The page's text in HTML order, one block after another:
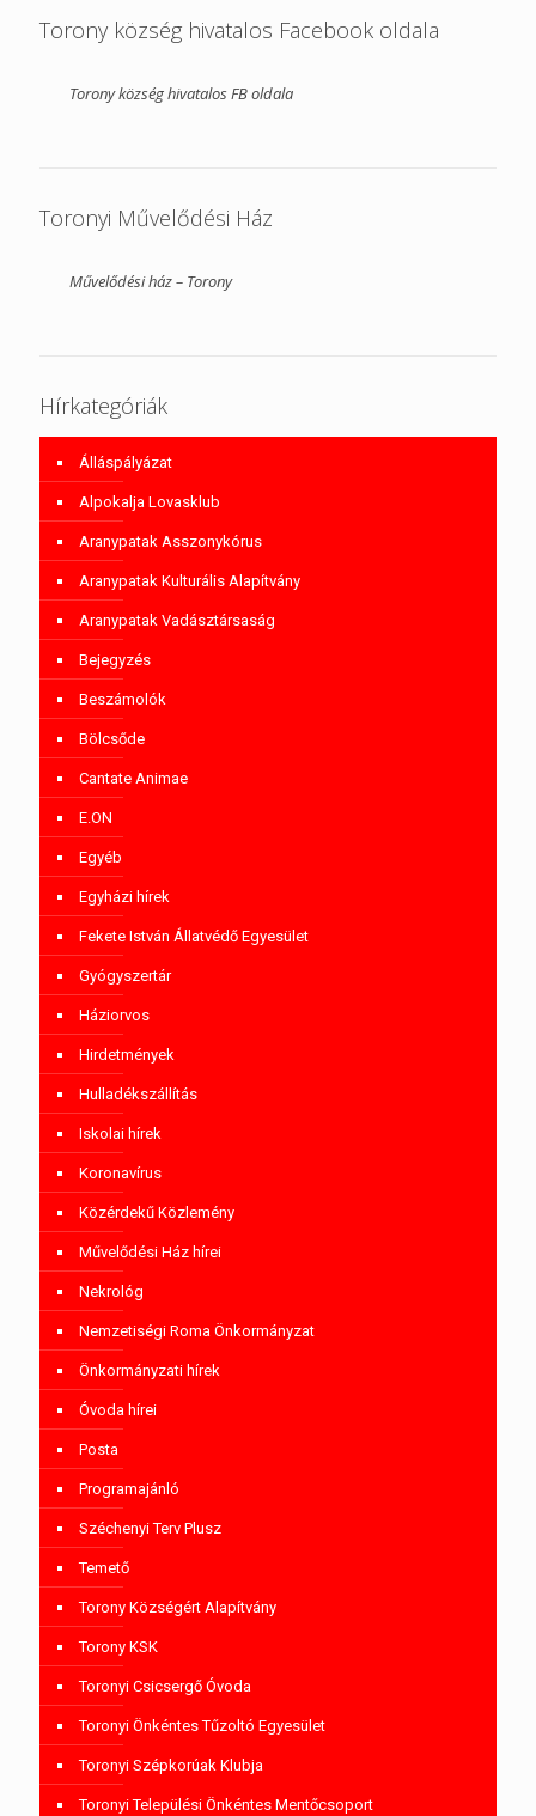
Torony község hivatalos Facebook oldala
Torony község hivatalos FB oldala
Toronyi Művelődési Ház
Művelődési ház – Torony
Hírkategóriák
Álláspályázat
Alpokalja Lovasklub
Aranypatak Asszonykórus
Aranypatak Kulturális Alapítvány
Aranypatak Vadásztársaság
Bejegyzés
Beszámolók
Bölcsőde
Cantate Animae
E.ON
Egyéb
Egyházi hírek
Fekete István Állatvédő Egyesület
Gyógyszertár
Háziorvos
Hirdetmények
Hulladékszállítás
Iskolai hírek
Koronavírus
Közérdekű Közlemény
Művelődési Ház hírei
Nekrológ
Nemzetiségi Roma Önkormányzat
Önkormányzati hírek
Óvoda hírei
Posta
Programajánló
Széchenyi Terv Plusz
Temető
Torony Községért Alapítvány
Torony KSK
Toronyi Csicsergő Óvoda
Toronyi Önkéntes Tűzoltó Egyesület
Toronyi Szépkorúak Klubja
Toronyi Települési Önkéntes Mentőcsoport